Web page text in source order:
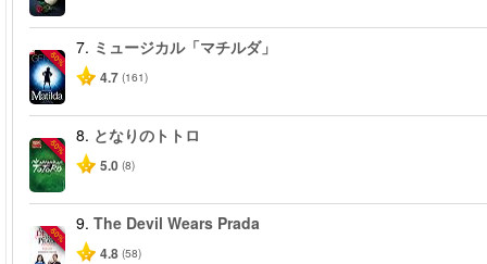
-50%
7. ミュージカル「マチルダ」
4.7 (161)
-50%
8. となりのトトロ
5.0 (8)
-50%
9. The Devil Wears Prada
4.8 (58)